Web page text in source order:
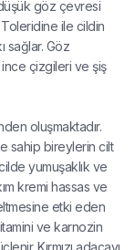
göz çevresi
Toleridine ile cildin
sağlar. Göz
çizgileri ve şiş
oluşmaktadır.
sahip bireylerin cilt
yumuşaklık ve
kremi hassas ve
etki eden
ve karnozin
Kırmızı adaçayı